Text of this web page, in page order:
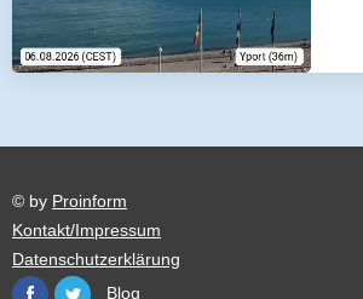
© by Proinform
Kontakt/Impressum
Datenschutzerklärung
Blog